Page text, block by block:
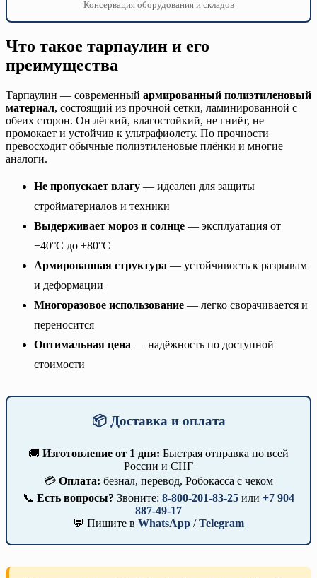
Консервация оборудования и складов
Что такое тарпаулин и его
преимущества
Тарпаулин — современный армированный полиэтиленовый
материал, состоящий из прочной сетки, ламинированной с
обеих сторон. Он лёгкий, влагостойкий, не гниёт, не
промокает и устойчив к ультрафиолету. По прочности
превосходит обычные полиэтиленовые плёнки и многие
аналоги.
Не пропускает влагу — идеален для защиты
стройматериалов и техники
Выдерживает мороз и солнце — эксплуатация от
−40°C до +80°C
Армированная структура — устойчивость к разрывам
и деформации
Многоразовое использование — легко сворачивается и
переносится
Оптимальная цена — надёжность по доступной
стоимости
📦 Доставка и оплата
🚚 Изготовление от 1 дня: Быстрая отправка по всей
России и СНГ
💳 Оплата: безнал, перевод, Робокасса с чеком
📞 Есть вопросы? Звоните: 8-800-201-83-25 или +7 904
887-49-17
💬 Пишите в WhatsApp /Telegram